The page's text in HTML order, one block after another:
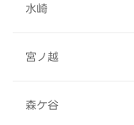
水崎
宮ノ越
森ケ谷